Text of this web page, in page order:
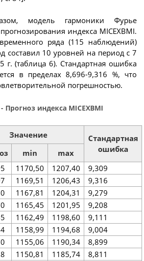
модель гармоники Фурье
индекса MICEXBMI.
ряда (115 наблюдений)
составил 10 уровней на период с 7
г. (таблица 6). Стандартная ошибка
в пределах 8,696-9,316 %, что
погрешностью.
Прогноз индекса MICEXBMI
Значение
Стандартная
ошибка
min
max
1170,50 1207,40
9,309
1169,51 1206,43
9,316
1167,81 1204,31
9,279
1165,45 1201,95
9,208
1162,49 1198,60
9,111
1158,99 1194,68
9,004
1155,06 1190,34
8,899
1150,81 1185,74
8,811